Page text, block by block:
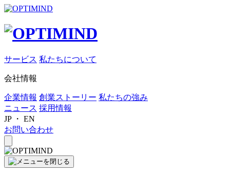
サービス 私たちについて
会社情報
企業情報 創業ストーリー 私たちの強み
ニュース 採用情報
JP
・ EN
お問い合わせ